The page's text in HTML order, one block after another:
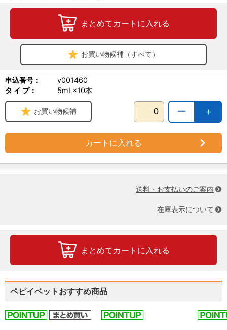
まとめてカートに入れる
お買い物候補（すべて）
申込番号：
v001460
タ イ プ：
5mL×10本
＋
ー
お買い物候補
カートに入れる
送料・お支払いのご案内
在庫表示について
まとめてカートに入れる
ペピイベットおすすめ商品